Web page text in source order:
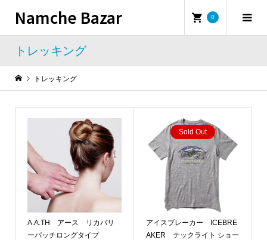
Namche Bazar 0
トレッキング
トレッキング
A.A.TH アース リカバリ
ーパッチロングタイプ
Sold Out
アイスブレーカー ICEBRE
AKER テックライト ショー